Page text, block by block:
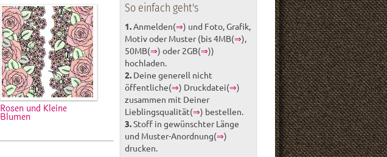
Rosen und Kleine
Blumen
So einfach geht's
1.Anmelden(⇒) und Foto, Grafik,
Motiv oder Muster (bis 4MB(⇒),
50MB(⇒) oder 2GB(⇒))
hochladen.
2. Deine generell nicht
öffentliche(⇒) Druckdatei(⇒)
zusammen mit Deiner
Lieblingsqualität(⇒) bestellen.
3.Stoff in gewünschter Länge
und Muster-Anordnung(⇒)
drucken.